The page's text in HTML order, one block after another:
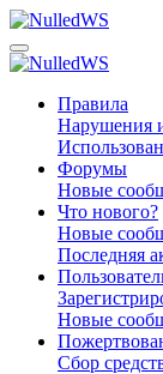
Правила
Нарушения
Форумы
Новые
Что нового?
Новые
Последняя
Новые
Сбор